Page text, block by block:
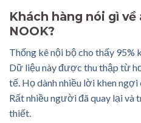
Khách hàng nói gì
NOOK?
Thống kê nội bộ cho thấy 95%
Dữ liệu này được thu thập từ
tế. Họ dành nhiều lời khen
Rất nhiều người đã quay lại và
thiết.